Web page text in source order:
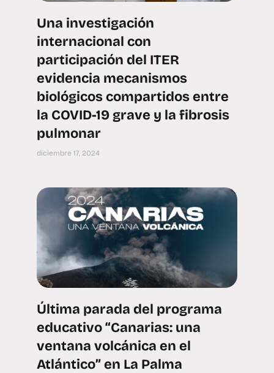
Una investigación
internacional con
participación del ITER
evidencia mecanismos
biológicos compartidos entre
la COVID-19 grave y la fibrosis
pulmonar
diciembre 17, 2024
Última parada del programa
educativo “Canarias: una
ventana volcánica en el
Atlántico” en La Palma